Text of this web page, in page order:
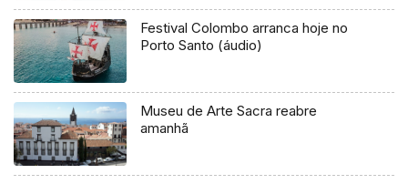
Festival Colombo arranca hoje no
Porto Santo (áudio)
Museu de Arte Sacra reabre
amanhã